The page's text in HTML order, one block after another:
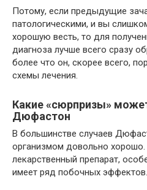
Потому, если предыдущие
патологическими, и вы
хорошую весть, то для
диагноза лучше всего сразу
более что он, скорее всего,
схемы лечения.
Какие «сюрпризы»
Дюфастон
В большинстве случаев
организмом довольно
лекарственный препарат,
имеет ряд побочных эффектов.